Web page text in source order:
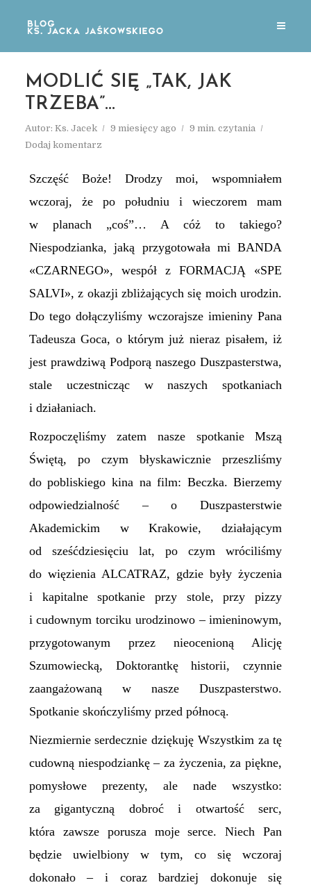
MODLIĆ SIĘ „TAK, JAK
TRZEBA”…
Autor: Ks. Jacek 9 miesięcy ago
9 min. czytania
Dodaj komentarz
Szczęść Boże! Drodzy moi, wspomniałem
wczoraj, że po południu i wieczorem mam
w planach „coś”… A cóż to takiego?
Niespodzianka, jaką przygotowała mi BANDA
«CZARNEGO», wespół z FORMACJĄ «SPE
SALVI», z okazji zbliżających się moich urodzin.
Do tego dołączyliśmy wczorajsze imieniny Pana
Tadeusza Goca, o którym już nieraz pisałem, iż
jest prawdziwą Podporą naszego Duszpasterstwa,
stale uczestnicząc w naszych spotkaniach
i działaniach.
Rozpoczęliśmy zatem nasze spotkanie Mszą
Świętą, po czym błyskawicznie przeszliśmy
do pobliskiego kina na film: Beczka. Bierzemy
odpowiedzialność – o Duszpasterstwie
Akademickim w Krakowie, działającym
od sześćdziesięciu lat, po czym wróciliśmy
do więzienia ALCATRAZ, gdzie były życzenia
i kapitalne spotkanie przy stole, przy pizzy
i cudownym torciku urodzinowo – imieninowym,
przygotowanym przez nieocenioną Alicję
Szumowiecką, Doktorantkę historii, czynnie
zaangażowaną w nasze Duszpasterstwo.
Spotkanie skończyliśmy przed północą.
Niezmiernie serdecznie dziękuję Wszystkim za tę
cudowną niespodziankę – za życzenia, za piękne,
pomysłowe prezenty, ale nade wszystko:
za gigantyczną dobroć i otwartość serc,
która zawsze porusza moje serce. Niech Pan
będzie uwielbiony w tym, co się wczoraj
dokonało – i coraz bardziej dokonuje się